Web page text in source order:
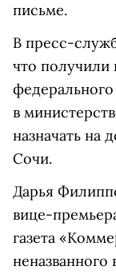
письме.
В пресс-
что
в
назначать на
Сочи.
Дарья
вице-
газета
неназванного